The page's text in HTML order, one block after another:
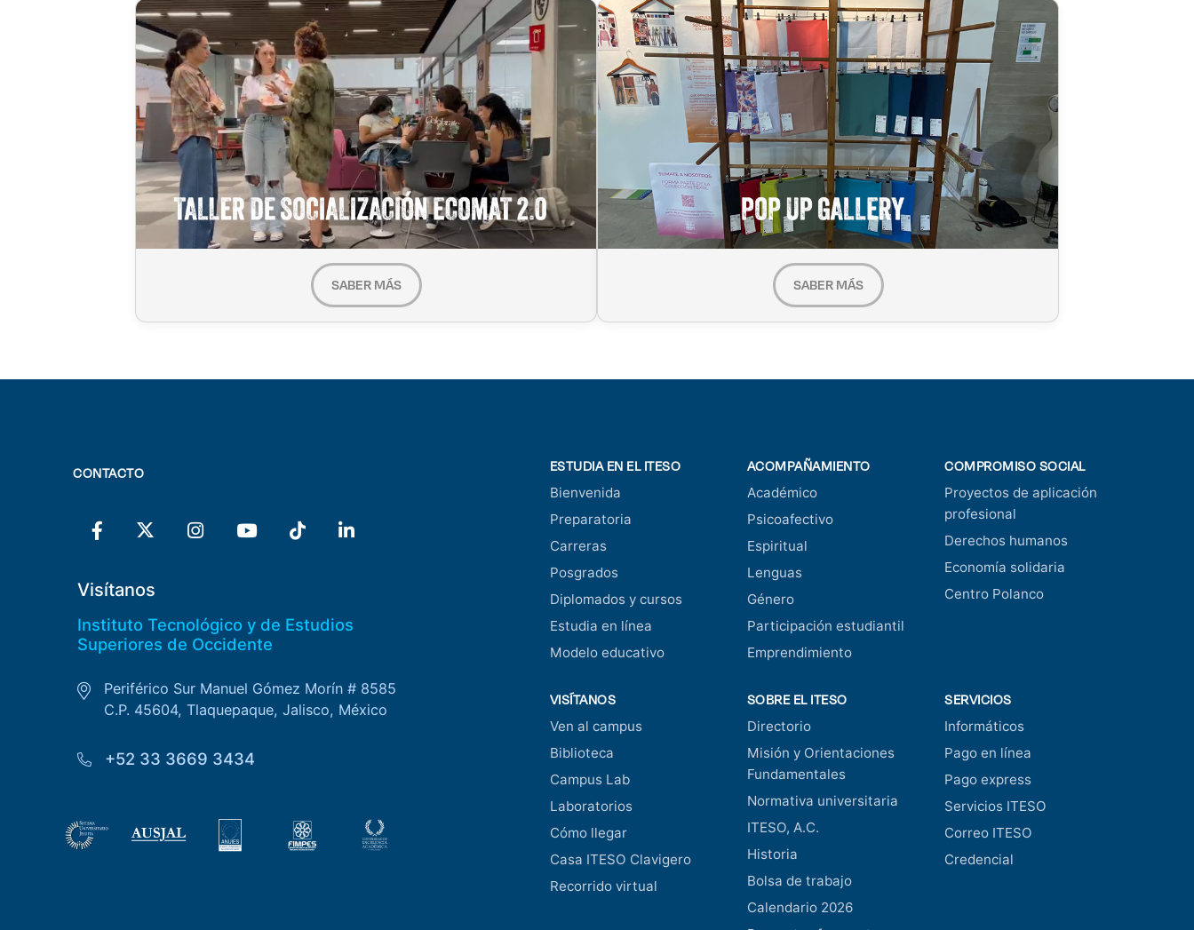
SABER MÁS SABER MÁS
CONTACTO
Visítanos
Instituto Tecnológico y de Estudios
Superiores de Occidente
Periférico Sur Manuel Gómez Morín # 8585
C.P. 45604, Tlaquepaque, Jalisco, México
+52 33 3669 3434
ESTUDIA EN EL ITESO
Bienvenida
Preparatoria
Carreras
Posgrados
Diplomados y cursos
Estudia en línea
Modelo educativo
ACOMPAÑAMIENTO
Académico
Psicoafectivo
Espiritual
Lenguas
Género
Participación estudiantil
Emprendimiento
COMPROMISO SOCIAL
Proyectos de aplicación
profesional
Derechos humanos
Economía solidaria
Centro Polanco
VISÍTANOS
Ven al campus
Biblioteca
Campus Lab
Laboratorios
Cómo llegar
Casa ITESO Clavigero
Recorrido virtual
SOBRE EL ITESO
Directorio
Misión y Orientaciones
Fundamentales
Normativa universitaria
ITESO, A.C.
Historia
Bolsa de trabajo
Calendario 2026
SERVICIOS
Informáticos
Pago en línea
Pago express
Servicios ITESO
Correo ITESO
Credencial